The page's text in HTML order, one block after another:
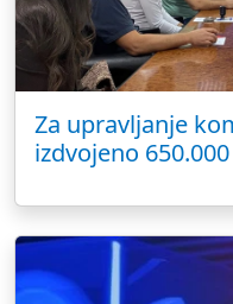
Za upravljanje
izdvojeno